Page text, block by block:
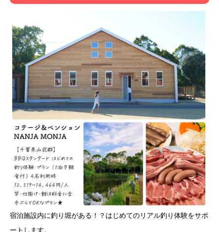
宿泊施設内に釣り堀がある！？はじめてのリアル釣り体験をサポ
ートします。